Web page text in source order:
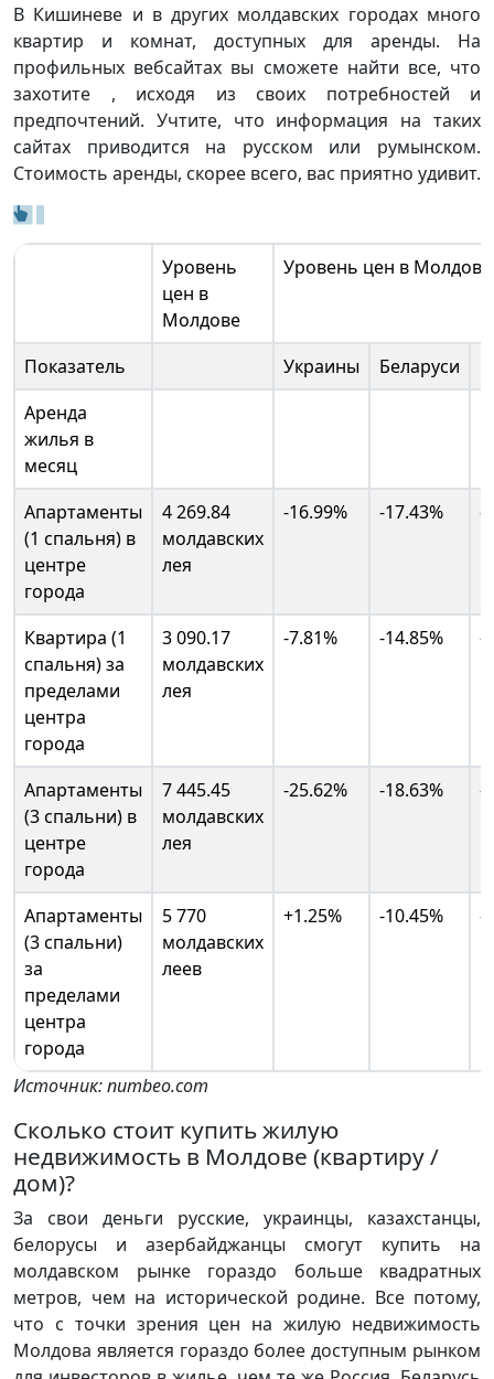
В Кишиневе и в других молдавских городах много
квартир и комнат, доступных для аренды. На
профильных вебсайтах вы сможете найти все, что
захотите , исходя из своих потребностей и
предпочтений. Учтите, что информация на таких
сайтах приводится на русском или румынском.
Стоимость аренды, скорее всего, вас приятно удивит.
Уровень
цен в
Молдове
Уровень цен в
Показатель Украины Беларуси
Аренда
жилья в
месяц
Апартаменты
(1 спальня) в
центре
города
4 269.84
молдавских
лея
-16.99% -17.43% -
Квартира (1
спальня) за
пределами
центра
города
3 090.17
молдавских
лея
-7.81% -14.85% -
Апартаменты
(3 спальни) в
центре
города
7 445.45
молдавских
лея
-25.62% -18.63% -
Апартаменты
(3 спальни)
за
пределами
центра
города
5 770
молдавских
леев
+1.25% -10.45% -
Источник: numbeo.com
Сколько стоит купить жилую
недвижимость в Молдове (квартиру /
дом)?
За свои деньги русские, украинцы, казахстанцы,
белорусы и азербайджанцы смогут купить на
молдавском рынке гораздо больше квадратных
метров, чем на исторической родине. Все потому,
что с точки зрения цен на жилую недвижимость
Молдова является гораздо более доступным рынком